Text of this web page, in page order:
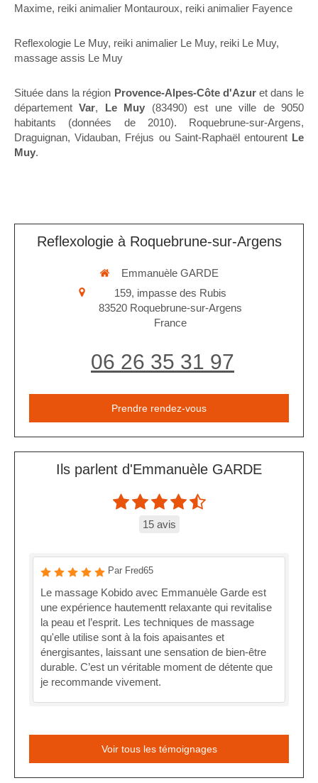
Maxime, reiki animalier Montauroux, reiki animalier Fayence
Reflexologie Le Muy, reiki animalier Le Muy, reiki Le Muy,
massage assis Le Muy
Située dans la région Provence-Alpes-Côte d'Azuret dans le
départementVar, Le Muy (83490) est une ville de 9050
habitants (données de 2010). Roquebrune-sur-Argens,
Draguignan, Vidauban, Fréjus ou Saint-Raphaël entourent Le
Muy.
Reflexologie à Roquebrune-sur-Argens
Emmanuèle GARDE
159, impasse des Rubis
83520 Roquebrune-sur-Argens
France
06 26 35 31 97
Prendre rendez-vous
Ils parlent d'Emmanuèle GARDE
15 avis
Par Fred65
Le massage Kobido avec Emmanuèle Garde est
une expérience hautementt relaxante qui revitalise
la peau et l’esprit. Les techniques de massage
qu'elle utilise sont à la fois apaisantes et
énergisantes, laissant une sensation de bien-être
durable. C’est un véritable moment de détente que
je recommande vivement.
Voir tous les témoignages